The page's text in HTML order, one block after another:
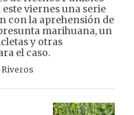
viernes una serie
con la aprehensión de
marihuana, un
y otras
el caso.